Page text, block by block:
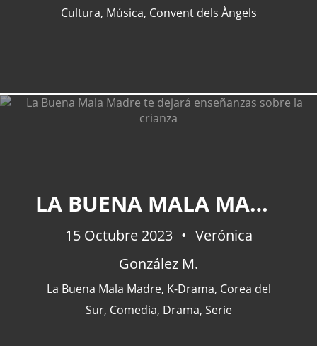
Cultura, Música, Convent dels Àngels
LA BUENA MALA MADRE TE DEJARÁ ENSEÑANZAS SOBRE LA CRIANZA
15 Octubre 2023
Verónica
González M.
La Buena Mala Madre, K-Drama, Corea del
Sur, Comedia, Drama, Serie